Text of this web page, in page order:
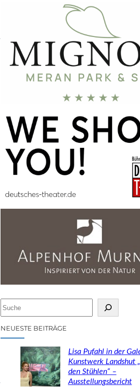
S
u
c
h
NEUESTE BEITRÄGE
Lisa Pufahl in der
Kunstwerk Landshut
den Stühlen“ –
Ausstellungsbericht